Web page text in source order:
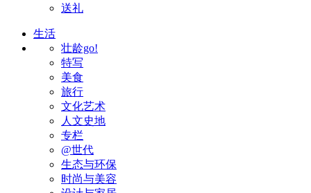
送礼
生活
壮龄go!
特写
美食
旅行
文化艺术
人文史地
专栏
@世代
生态与环保
时尚与美容